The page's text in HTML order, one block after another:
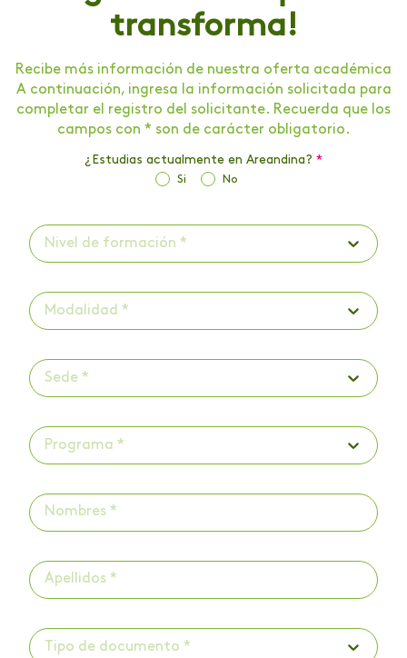
transforma!
Recibe más información de nuestra oferta académica
A continuación, ingresa la información solicitada para
completar el registro del solicitante. Recuerda que los
campos con * son de carácter obligatorio.
¿Estudias actualmente en Areandina? *
Si No
Nivel de formación *
Modalidad *
Sede *
Programa *
Tipo de documento *